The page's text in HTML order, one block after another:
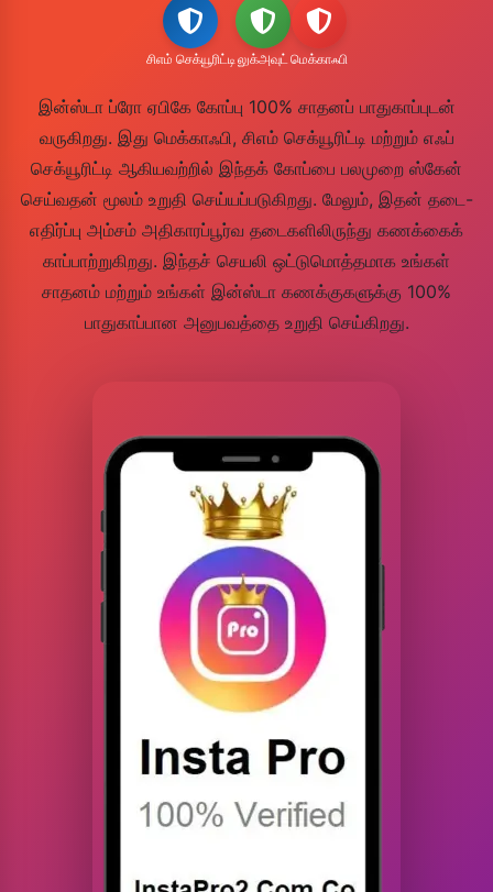
சிஎம் செக்யூரிட்டிலுக்அவுட்மெக்காஃபி
இன்ஸ்டா ப்ரோ ஏபிகே கோப்பு 100% சாதனப் பாதுகாப்புடன்
வருகிறது. இது மெக்காஃபி, சிஎம் செக்யூரிட்டி மற்றும் எஃப்
செக்யூரிட்டி ஆகியவற்றில் இந்தக் கோப்பை பலமுறை ஸ்கேன்
செய்வதன் மூலம் உறுதி செய்யப்படுகிறது. மேலும், இதன் தடை-
எதிர்ப்பு அம்சம் அதிகாரப்பூர்வ தடைகளிலிருந்து கணக்கைக்
காப்பாற்றுகிறது. இந்தச் செயலி ஒட்டுமொத்தமாக உங்கள்
சாதனம் மற்றும் உங்கள் இன்ஸ்டா கணக்குகளுக்கு 100%
பாதுகாப்பான அனுபவத்தை உறுதி செய்கிறது.